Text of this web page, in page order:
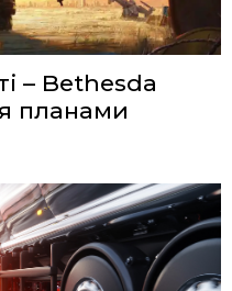
– Bethesda
планами